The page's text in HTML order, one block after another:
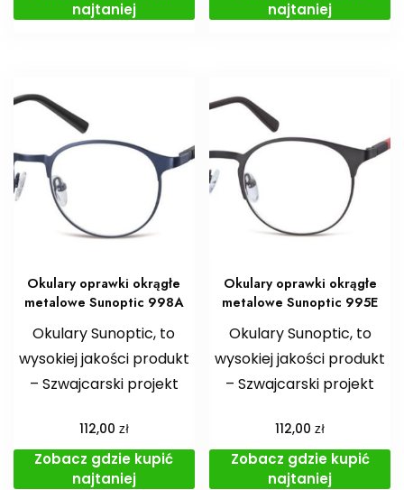
najtaniej
najtaniej
Okulary oprawki okrągłe
metalowe Sunoptic 998A
Okulary Sunoptic, to
wysokiej jakości produkt
– Szwajcarski projekt
112,00 zł
Zobacz gdzie kupić
najtaniej
Okulary oprawki okrągłe
metalowe Sunoptic 995E
Okulary Sunoptic, to
wysokiej jakości produkt
– Szwajcarski projekt
112,00zł
Zobacz gdzie kupić
najtaniej